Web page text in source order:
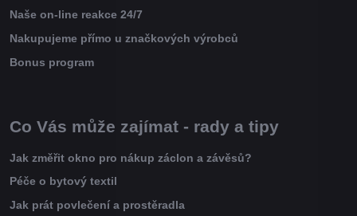
Naše on-line reakce 24/7
Nakupujeme přímo u značkových výrobců
Bonus program
Co Vás může zajímat - rady a tipy
Jak změřit okno pro nákup záclon a závěsů?
Péče o bytový textil
Jak prát povlečení a prostěradla